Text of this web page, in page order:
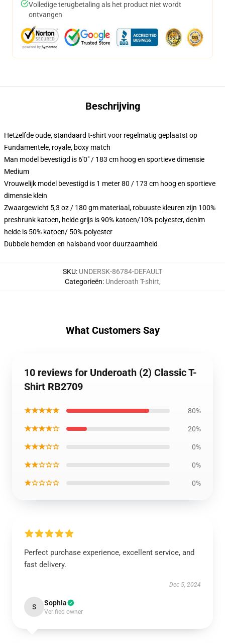
Volledige terugbetaling als het product niet wordt
ontvangen
Beschrijving
Hetzelfde oude, standaard t-shirt voor regelmatig geplaatst op
Fundamentele, royale, boxy match
Man model bevestigd is 6'0" / 183 cm hoog en sportieve dimensie
Medium
Vrouwelijk model bevestigd is 1 meter 80 / 173 cm hoog en sportieve
dimensie klein
Zwaargewicht 5,3 oz / 180 gm materiaal, robuuste kleuren zijn 100%
preshrunk katoen, heide grijs is 90% katoen/10% polyester, denim
heide is 50% katoen/ 50% polyester
Dubbele hemden en halsband voor duurzaamheid
SKU: UNDERSK-86784-DEFAULT
Categorieën: Underoath T-shirt,
What Customers Say
10 reviews for Underoath (2) Classic T-
Shirt RB2709
★★★★★ 80%
★★★★☆ 20%
★★★☆☆ 0%
★★☆☆☆ 0%
★☆☆☆☆ 0%
Perfect purchase experience, excellent service, and
fast delivery.
Dec 5, 2024
S Sophia
Verified owner